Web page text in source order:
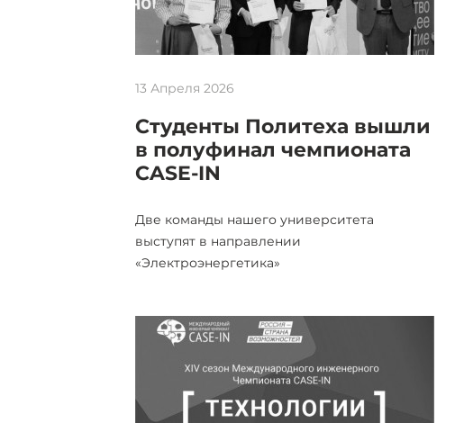
13 Апреля 2026
Студенты Политеха вышли
в полуфинал чемпионата
CASE-IN
Две команды нашего университета
выступят в направлении
«Электроэнергетика»